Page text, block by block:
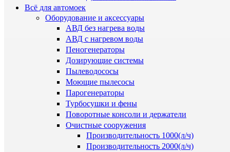
Всё для автомоек
Оборудование и аксессуары
АВД без нагрева воды
АВД с нагревом воды
Пеногенераторы
Дозирующие системы
Пылеводососы
Моющие пылесосы
Парогенераторы
Турбосушки и фены
Поворотные консоли и держатели
Очистные сооружения
Производительность 1000(л/ч)
Производительность 2000(л/ч)